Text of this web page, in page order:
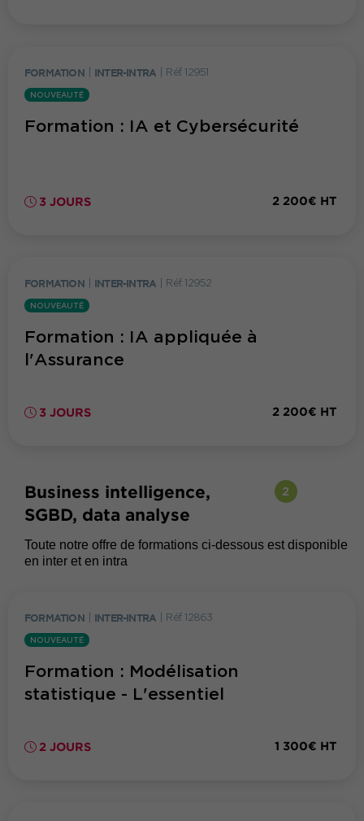
FORMATION INTER-INTRA Réf. 12951
NOUVEAUTÉ
Formation : IA et Cybersécurité
3 JOURS 2 200€ HT
FORMATION INTER-INTRA Réf. 12952
NOUVEAUTÉ
Formation : IA appliquée à
l'Assurance
3 JOURS 2 200€ HT
Business intelligence,
SGBD, data analyse
2
Toute notre offre de formations ci-dessous est disponible
en inter et en intra
FORMATION INTER-INTRA Réf. 12863
NOUVEAUTÉ
Formation : Modélisation
statistique - L'essentiel
2 JOURS 1 300€ HT